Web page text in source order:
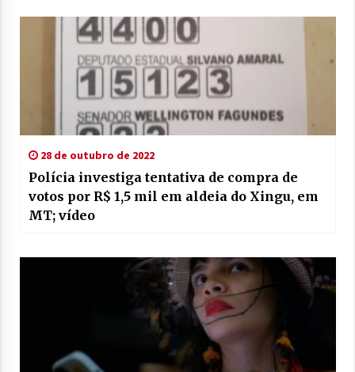
28 de outubro de 2022
Polícia investiga tentativa de compra de
votos por R$ 1,5 mil em aldeia do Xingu, em
MT; vídeo